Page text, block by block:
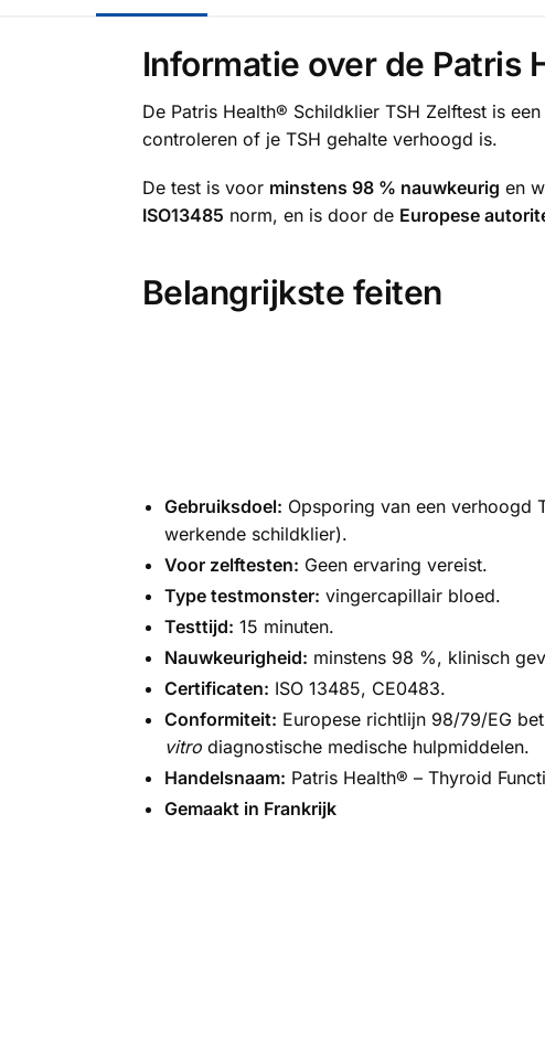
Informatie over de Patris
De Patris Health® Schildklier TSH Zelftest is
controleren of je TSH gehalte verhoogd is.
De test is voor minstens 98 % nauwkeurig en
ISO13485 norm, en is door de Europese
Belangrijkste feiten
Gebruiksdoel: Opsporing van een verhoogd
werkende schildklier).
Voor zelftesten: Geen ervaring vereist.
Type testmonster: vingercapillair bloed.
Testtijd: 15 minuten.
Nauwkeurigheid: minstens 98 %, klinisch
Certificaten: ISO 13485, CE0483.
Conformiteit: Europese richtlijn 98/79/EG
vitrodiagnostische medische hulpmiddelen.
Handelsnaam: Patris Health® – Thyroid
Gemaakt in Frankrijk